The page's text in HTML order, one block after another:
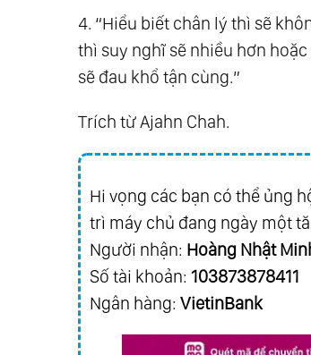
4. “Hiểu biết chân lý thì sẽ
thì suy nghĩ sẽ nhiều hơn
sẽ đau khổ tận cùng.”
Trích từ Ajahn Chah.
Hi vọng các bạn có thể ủng
trì máy chủ đang ngày một
Người nhận: Hoàng Nhật
Số tài khoản: 103873878411
Ngân hàng: VietinBank